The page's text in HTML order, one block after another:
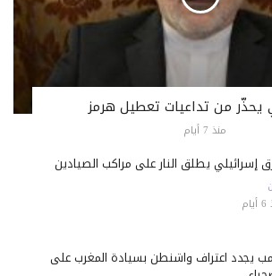
يحذّر من تداعيات تعطيل هرمز
منذ 7 أيام
إسرائيلي يطلق النار على مراكب الصيادين
يجدد اعتراف واشنطن بسيادة المغرب على